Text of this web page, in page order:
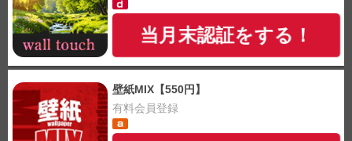
当月末認証をする！
壁紙MIX【550円】
有料会員登録